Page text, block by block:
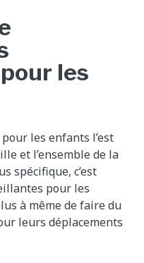
les
les enfants l’est
et l’ensemble de la
spécifique, c’est
pour les
à même de faire du
leurs déplacements